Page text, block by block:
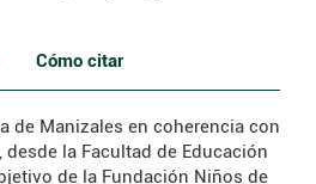
Cómo citar
de Manizales en coherencia con
la Facultad de Educación
de la Fundación Niños de